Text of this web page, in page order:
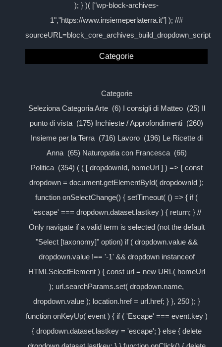
); } )( ["wp-block-archives-
1","https://www.insiemeperlaterra.it"] ); //#
sourceURL=block_core_archives_build_dropdown_script
Categorie
Categorie
Seleziona Categoria Arte (6) I consigli di Matteo (25) Il
punto di vista (175) Inchieste / Approfondimenti (260)
Insieme per la Terra (716) Lavoro (196) Le Ricette di
Anna (65) Naturopatia con Francesca (66)
Politica (354) ( ( [ dropdownId, homeUrl ] ) => { const
dropdown = document.getElementById( dropdownId );
function onSelectChange() { setTimeout( () => { if (
'escape' === dropdown.dataset.lastkey ) { return; } //
Only navigate if a valid term is selected (not the default
"Select [taxonomy]" option) if ( dropdown.value &&
dropdown.value !== '-1' && dropdown instanceof
HTMLSelectElement ) { const url = new URL( homeUrl
); url.searchParams.set( dropdown.name,
dropdown.value ); location.href = url.href; } }, 250 ); }
function onKeyUp( event ) { if ( 'Escape' === event.key )
{ dropdown.dataset.lastkey = 'escape'; } else { delete